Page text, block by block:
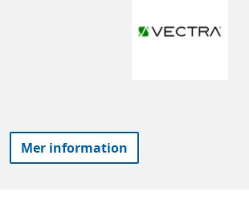
Mer information